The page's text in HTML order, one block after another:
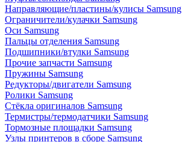
Направляющие/пластины/кулисы Samsung
Ограничители/кулачки Samsung
Оси Samsung
Пальцы отделения Samsung
Подшипники/втулки Samsung
Прочие запчасти Samsung
Пружины Samsung
Редукторы/двигатели Samsung
Ролики Samsung
Стёкла оригиналов Samsung
Термистры/термодатчики Samsung
Тормозные площадки Samsung
Узлы принтеров в сборе Samsung